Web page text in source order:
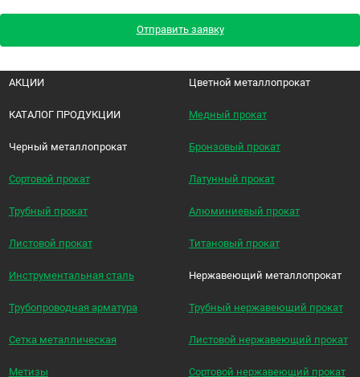
Отправить заявку
АКЦИИ
КАТАЛОГ ПРОДУКЦИИ
Черный металлопрокат
Сортовой прокат
Трубный прокат
Листовой прокат
Инструментальная сталь
Трубопроводная арматура
Сетка металлическая
Метизы
Цветной металлопрокат
Медный прокат
Бронзовый прокат
Латунный прокат
Алюминиевый прокат
Титановый прокат
Нержавеющий металлопрокат
Трубный нержавеющий прокат
Листовой нержавеющий прокат
Сортовой нержавеющий прокат